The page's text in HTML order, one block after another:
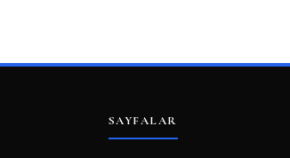
SAYFALAR